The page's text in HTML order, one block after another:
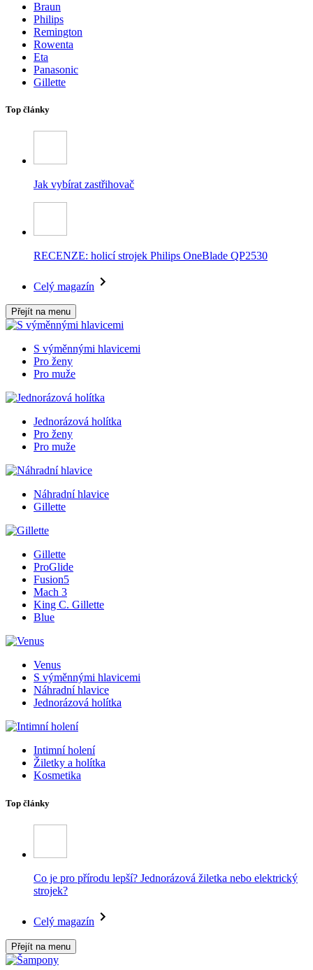
Braun
Philips
Remington
Rowenta
Eta
Panasonic
Gillette
Top články
Jak vybírat zastřihovač
RECENZE: holicí strojek Philips OneBlade QP2530
Celý magazín
Přejít na menu
S výměnnými hlavicemi
Pro ženy
Pro muže
Jednorázová holítka
Pro ženy
Pro muže
Náhradní hlavice
Gillette
Gillette
ProGlide
Fusion5
Mach 3
King C. Gillette
Blue
Venus
S výměnnými hlavicemi
Náhradní hlavice
Jednorázová holítka
Intimní holení
Žiletky a holítka
Kosmetika
Top články
Co je pro přírodu lepší? Jednorázová žiletka nebo elektrický
strojek?
Celý magazín
Přejít na menu